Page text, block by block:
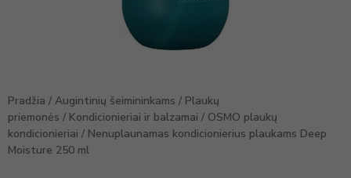
Pradžia / Augintinių šeimininkams / Plaukų
priemonės / Kondicionieriai ir balzamai / OSMO plaukų
kondicionieriai / Nenuplaunamas kondicionierius plaukams Deep
Moisture 250 ml